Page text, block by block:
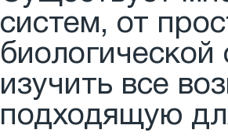
систем, от
изучить все
подходящую